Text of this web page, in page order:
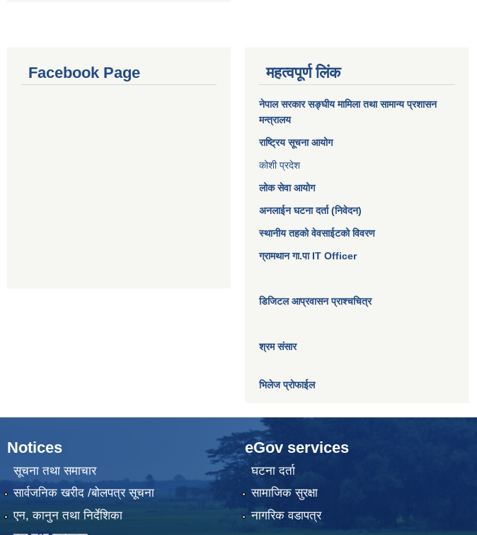
Facebook Page महत्वपूर्ण लिंक
नेपाल सरकारसङ्घीय मामिला तथा सामान्य प्रशासन
मन्त्रालय
राष्ट्रिय सूचना आयोग
कोशी प्रदेश
लोक सेवा आयोग
अनलाईन घटना दर्ता (निवेदन)
स्थानीय तहको वेवसाईटको विवरण
ग्रामथान गा.पा IT Officer
डिजिटल आप्रवासन प्राश्चचित्र
श्रम संसार
भिलेज प्रोफाईल
Notices
सूचना तथा समाचार
सार्वजनिक खरीद /बोलपत्र सूचना
एन, कानुन तथा निर्देशिका
eGov services
घटना दर्ता
सामाजिक सुरक्षा
नागरिक वडापत्र